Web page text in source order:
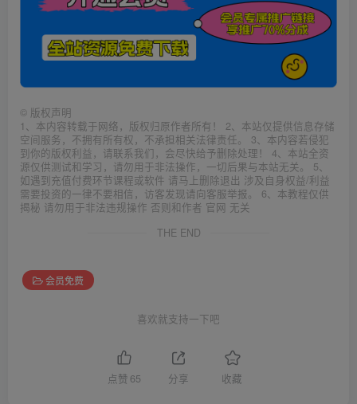
© 版权声明
1、本内容转载于网络，版权归原作者所有！ 2、本站仅提供信息存储
空间服务，不拥有所有权，不承担相关法律责任。 3、本内容若侵犯
到你的版权利益，请联系我们，会尽快给予删除处理！ 4、本站全资
源仅供测试和学习，请勿用于非法操作，一切后果与本站无关。 5、
如遇到充值付费环节课程或软件 请马上删除退出 涉及自身权益/利益
需要投资的一律不要相信，访客发现请向客服举报。 6、本教程仅供
揭秘 请勿用于非法违规操作 否则和作者 官网 无关
THE END
会员免费
喜欢就支持一下吧
点赞 65 分享 收藏